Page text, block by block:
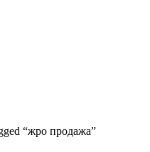
“жро продажа”